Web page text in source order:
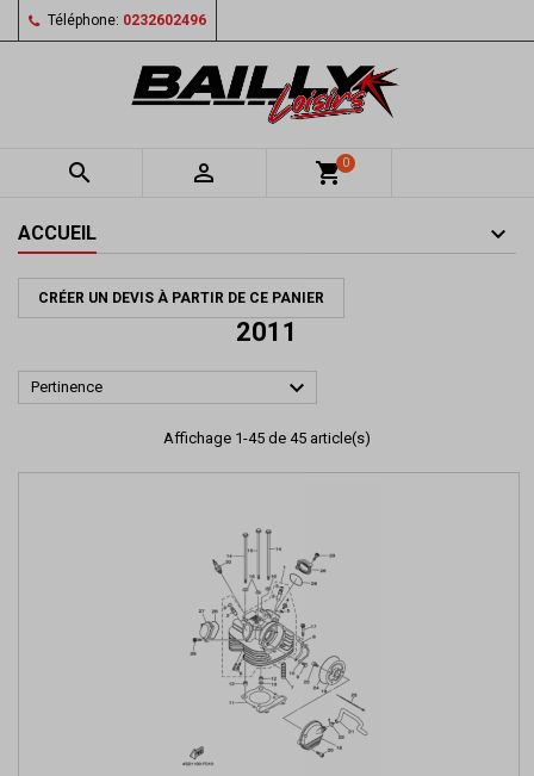
Téléphone: 0232602496
  shopping_cart0
ACCUEIL
CRÉER UN DEVIS À PARTIR DE CE PANIER
2011
Pertinence 
Affichage 1-45 de 45 article(s)